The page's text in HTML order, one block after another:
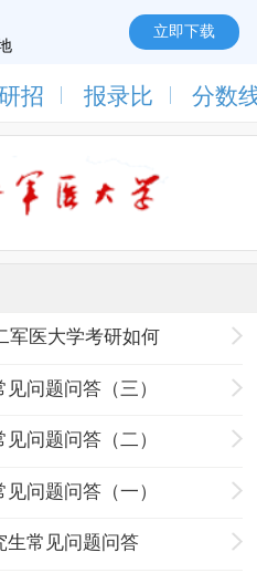
立即下载
招 报录比 分数
军医大学考研如何
问题问答（三）
问题问答（二）
问题问答（一）
生常见问题问答